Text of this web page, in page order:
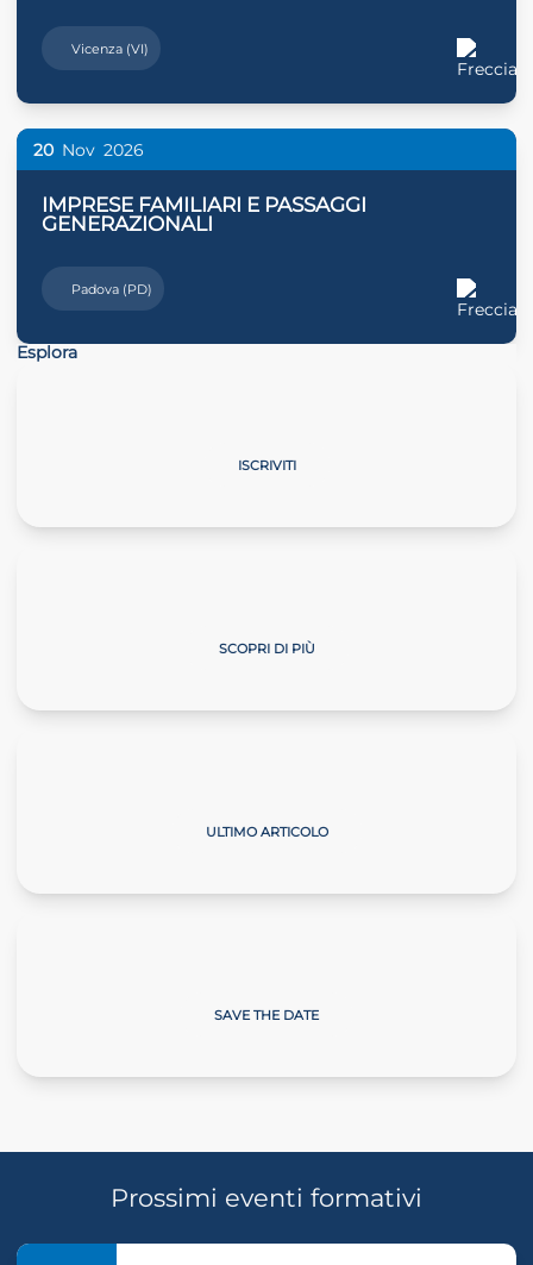
Vicenza (VI)
20 Nov 2026
IMPRESE FAMILIARI E PASSAGGI
GENERAZIONALI
Padova (PD)
Esplora
ISCRIVITI
SCOPRI DI PIÙ
ULTIMO ARTICOLO
SAVE THE DATE
Prossimi eventi formativi